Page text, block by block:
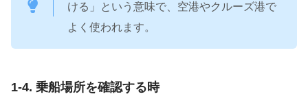
ける」という意味で、空港やクルーズ港で
よく使われます。
1-4. 乗船場所を確認する時